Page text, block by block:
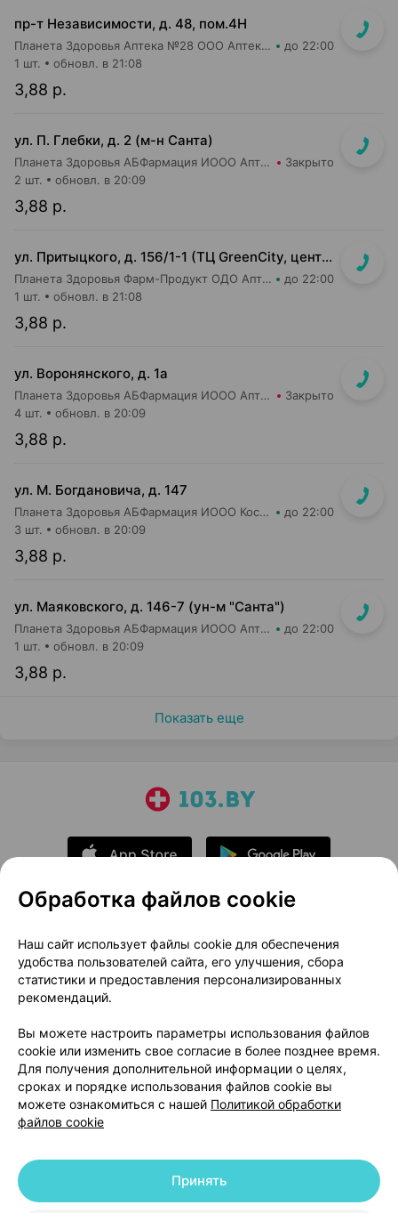
пр-т Независимости, д. 48, пом.4Н
Планета Здоровья Аптека №28 ООО Аптека №1 до 22:00
3,88 р.
1 шт. обновл. в 21:08
ул. П. Глебки, д. 2 (м-н Санта)
Планета Здоровья АБФармация ИООО Аптека №14 Закрыто
3,88 р.
2 шт. обновл. в 20:09
ул. Притыцкого, д. 156/1-1 (ТЦ GreenCity, центральный вход со стороны метро)
Планета Здоровья Фарм-Продукт ОДО Аптека №23 до 22:00
3,88 р.
1 шт. обновл. в 21:08
ул. Воронянского, д. 1а
Планета Здоровья АБФармация ИООО Аптека №15 Закрыто
3,88 р.
4 шт. обновл. в 20:09
ул. М. Богдановича, д. 147
Планета Здоровья АБФармация ИООО Косметический магазин №4 до 22:00
3,88 р.
3 шт. обновл. в 20:09
ул. Маяковского, д. 146-7 (ун-м "Санта")
Планета Здоровья АБФармация ИООО Аптека №2 до 22:00
3,88 р.
1 шт. обновл. в 20:09
Показать еще
О проекте
Новости проекта
Размещение рекламы
Медицинский маркетинг
Публичный договор
Доставка
Способы оплаты
Вакансии
Партнеры
Написать руководителю 103.by
Написать в поддержку
Персональные настройки Cookie
© 2026 ООО «Артокс Лаб», УНП 191700409 | 220012, Республика Беларусь,
Обработка файлов cookie
Наш сайт использует файлы cookie для обеспечения
удобства пользователей сайта, его улучшения, сбора
статистики и предоставления персонализированных
рекомендаций.
Вы можете настроить параметры использования файлов
cookie или изменить свое согласие в более позднее время.
Для получения дополнительной информации о целях,
сроках и порядке использования файлов cookie вы
можете ознакомиться с нашей Политикой обработки
файлов cookie
Принять